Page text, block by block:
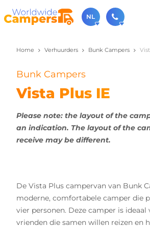
NL
030-6974964
sales@worldwidecampers.com
Je kunt ons natuurlijk ook altijd een
Home Verhuurders Bunk Campers
Bunk Campers
Vista Plus IE
Please note: the layout of the
an indication. The layout of the
receive may be different.
De Vista Plus campervan van Bunk
moderne, comfortabele camper die
vier personen. Deze camper is
vrienden die samen willen reizen en